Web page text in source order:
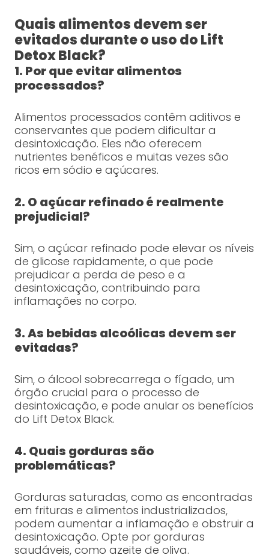
Quais alimentos devem ser
evitados durante o uso do Lift
Detox Black?
1. Por que evitar alimentos
processados?
Alimentos processados contêm aditivos e
conservantes que podem dificultar a
desintoxicação. Eles não oferecem
nutrientes benéficos e muitas vezes são
ricos em sódio e açúcares.
2. O açúcar refinado é realmente
prejudicial?
Sim, o açúcar refinado pode elevar os níveis
de glicose rapidamente, o que pode
prejudicar a perda de peso e a
desintoxicação, contribuindo para
inflamações no corpo.
3. As bebidas alcoólicas devem ser
evitadas?
Sim, o álcool sobrecarrega o fígado, um
órgão crucial para o processo de
desintoxicação, e pode anular os benefícios
do Lift Detox Black.
4. Quais gorduras são
problemáticas?
Gorduras saturadas, como as encontradas
em frituras e alimentos industrializados,
podem aumentar a inflamação e obstruir a
desintoxicação. Opte por gorduras
saudáveis, como azeite de oliva.